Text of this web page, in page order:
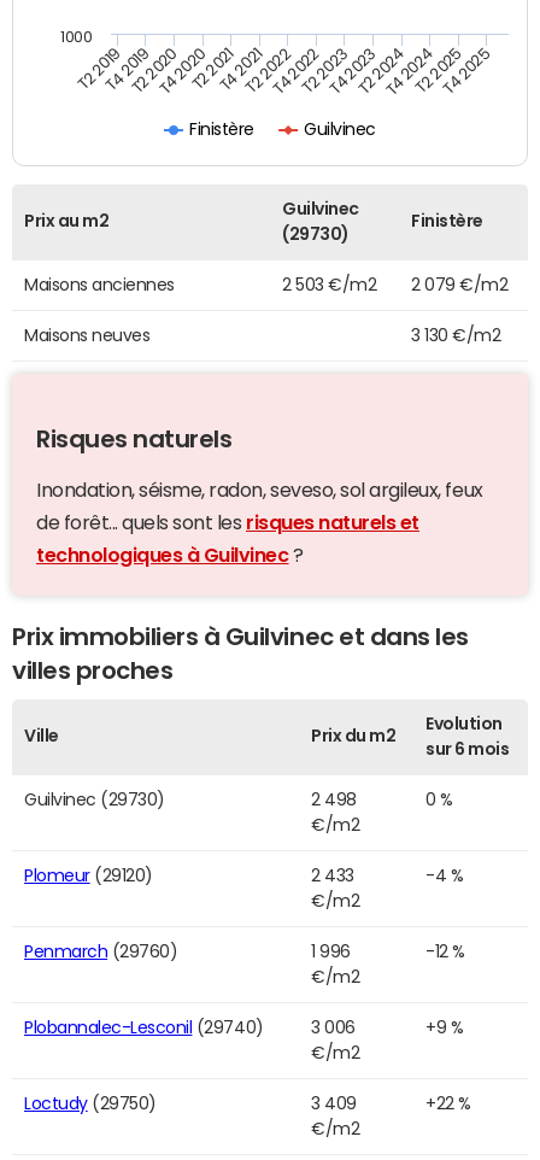
Finistère Guilvinec
T2 2019T4 2019T2 2020T4 2020T2 2021T4 2021T2 2022T4 2022T2 2023T4 2023T2 2024T4 2024T2 2025T4 2025
1000
Prix au m2
Guilvinec
(29730)
Finistère
Maisons anciennes 2 503 €/m2 2 079 €/m2
Maisons neuves 3 130 €/m2
Risques naturels
Inondation, séisme, radon, seveso, sol argileux, feux
de forêt... quels sont les risques naturels et
technologiques à Guilvinec?
Prix immobiliers à Guilvinec et dans les
villes proches
Ville Prix du m2
Evolution
sur 6 mois
Guilvinec (29730)
2 498
€/m2
0 %
Plomeur(29120)
2 433
€/m2
-4 %
Penmarch (29760)
1 996
€/m2
-12 %
Plobannalec-Lesconil (29740)
3 006
€/m2
+9 %
Loctudy(29750)
3 409
€/m2
+22 %